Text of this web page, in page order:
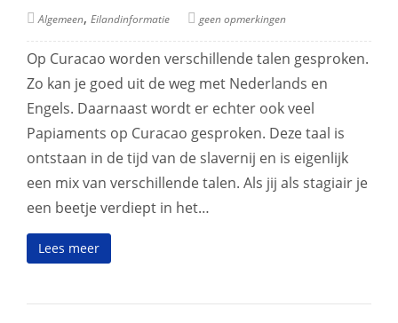
Algemeen, Eilandinformatie geen opmerkingen
Op Curacao worden verschillende talen gesproken.
Zo kan je goed uit de weg met Nederlands en
Engels. Daarnaast wordt er echter ook veel
Papiaments op Curacao gesproken. Deze taal is
ontstaan in de tijd van de slavernij en is eigenlijk
een mix van verschillende talen. Als jij als stagiair je
een beetje verdiept in het…
Lees meer